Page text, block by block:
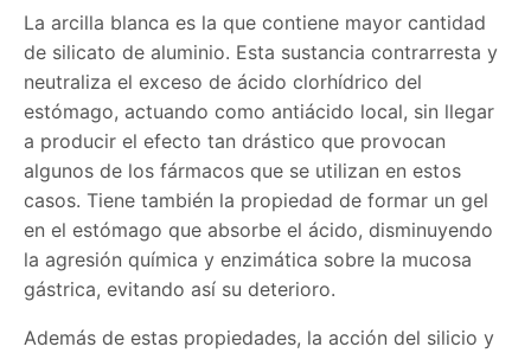
La arcilla blanca es la que contiene mayor cantidad
de silicato de aluminio. Esta sustancia contrarresta y
neutraliza el exceso de ácido clorhídrico del
estómago, actuando como antiácido local, sin llegar
a producir el efecto tan drástico que provocan
algunos de los fármacos que se utilizan en estos
casos. Tiene también la propiedad de formar un gel
en el estómago que absorbe el ácido, disminuyendo
la agresión química y enzimática sobre la mucosa
gástrica, evitando así su deterioro.
Además de estas propiedades, la acción del silicio y